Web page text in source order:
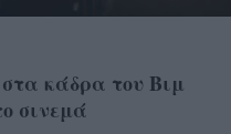
στα κάδρα του Βιμ
σινεμά